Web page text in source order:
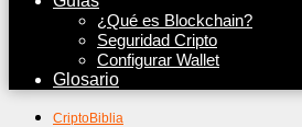
¿Qué es Blockchain?
Seguridad Cripto
Configurar Wallet
Glosario
CriptoBiblia